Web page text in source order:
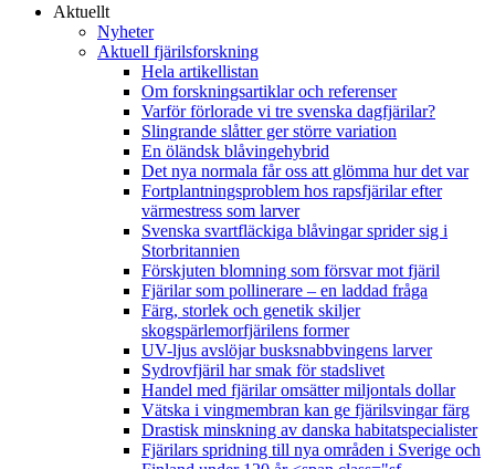
Aktuellt
Nyheter
Aktuell fjärilsforskning
Hela artikellistan
Om forskningsartiklar och referenser
Varför förlorade vi tre svenska dagfjärilar?
Slingrande slåtter ger större variation
En öländsk blåvingehybrid
Det nya normala får oss att glömma hur det var
Fortplantningsproblem hos rapsfjärilar efter
värmestress som larver
Svenska svartfläckiga blåvingar sprider sig i
Storbritannien
Förskjuten blomning som försvar mot fjäril
Fjärilar som pollinerare – en laddad fråga
Färg, storlek och genetik skiljer
skogspärlemorfjärilens former
UV-ljus avslöjar busksnabbvingens larver
Sydrovfjäril har smak för stadslivet
Handel med fjärilar omsätter miljontals dollar
Vätska i vingmembran kan ge fjärilsvingar färg
Drastisk minskning av danska habitatspecialister
Fjärilars spridning till nya områden i Sverige och